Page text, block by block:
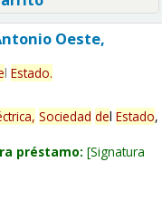
Oeste,
l Estado.
Sociedad del Estado,
préstamo: Signatura